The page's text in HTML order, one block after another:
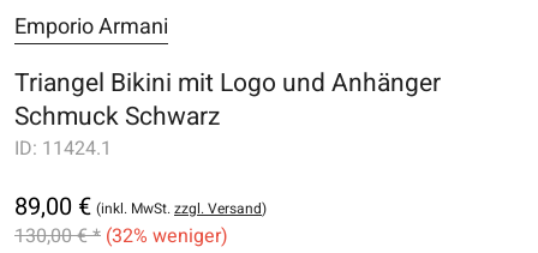
Emporio Armani
Triangel Bikini mit Logo und Anhänger
Schmuck Schwarz
ID: 11424.1
89,00 € (inkl. MwSt.zzgl. Versand)
130,00 € * (32% weniger)